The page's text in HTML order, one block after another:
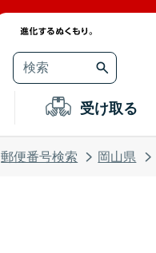
受け取る
郵便番号検索 岡山県